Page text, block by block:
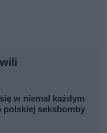
w niemal każdym
polskiej seksbomby